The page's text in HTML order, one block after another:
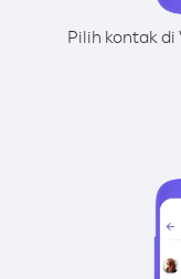
Pilih kontak